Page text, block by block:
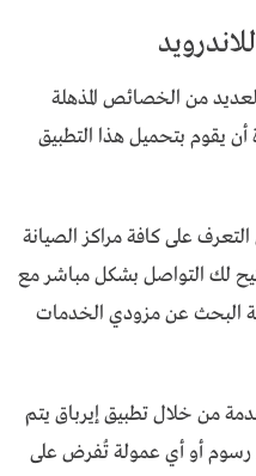
من الخصائص المذهلة
يقوم بتحميل هذا التطبيق
على كافة مراكز الصيانة
يتيح لك التواصل بشكل مباشر مع
البحث عن مزودي الخدمات
من خلال تطبيق إيرباق يتم
أو أي عمولة تُفرض على